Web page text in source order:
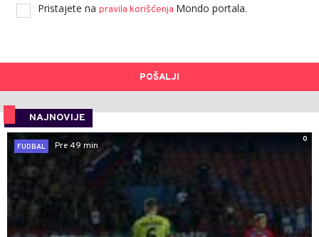
Pristajete na pravila korišćenja Mondo portala.
POŠALJI
NAJNOVIJE
0
FUDBAL
Pre 49 min